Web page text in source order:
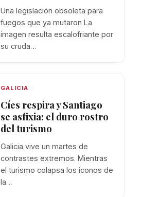
Una legislación obsoleta para
fuegos que ya mutaron La
imagen resulta escalofriante por
su cruda…
GALICIA
Cíes respira y Santiago
se asfixia: el duro rostro
del turismo
Galicia vive un martes de
contrastes extremos. Mientras
el turismo colapsa los iconos de
la…